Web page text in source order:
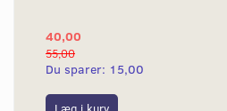
40,00
55,00
Du sparer: 15,00
Læg i kurv